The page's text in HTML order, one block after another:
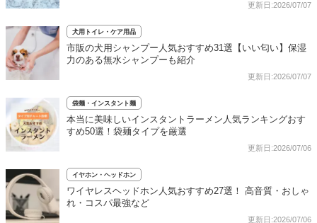
更新日:2026/07/07
犬用トイレ・ケア用品
市販の犬用シャンプー人気おすすめ31選【いい匂い】保湿
力のある無水シャンプーも紹介
更新日:2026/07/07
袋麺・インスタント麺
本当に美味しいインスタントラーメン人気ランキングおす
すめ50選！袋麺タイプを厳選
更新日:2026/07/06
イヤホン・ヘッドホン
ワイヤレスヘッドホン人気おすすめ27選！ 高音質・おしゃ
れ・コスパ最強など
更新日:2026/07/06